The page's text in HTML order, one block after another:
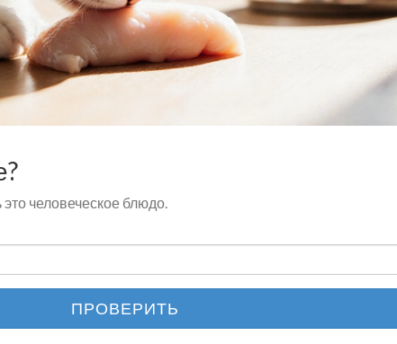
человеческое блюдо.
ПРОВЕРИТЬ